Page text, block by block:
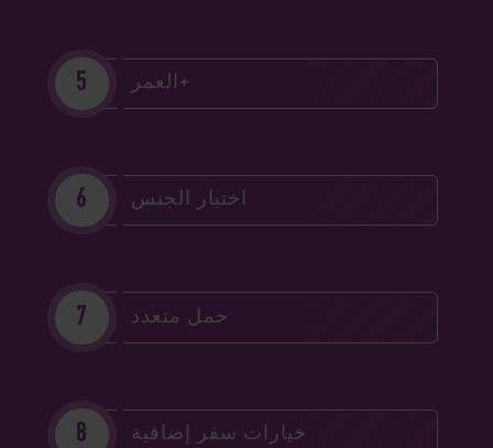
العمر+
اختيار الجنس
حمل متعدد
خيارات سفر إضافية